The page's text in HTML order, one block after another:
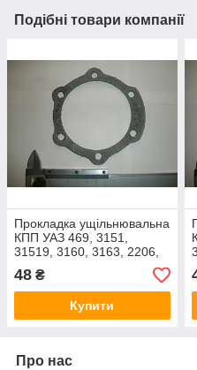
Подібні товари компанії
Прокладка ущільнювальна
КПП УАЗ 469, 3151,
31519, 3160, 3163, 2206,
3303 (452-1802081 пр-во
ВАТ - Оригінал)
48 ₴
Купити
Про нас